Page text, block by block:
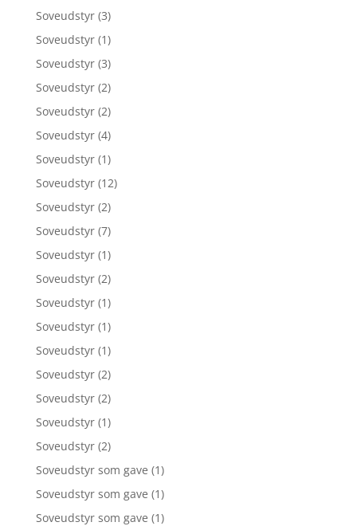
Soveudstyr (3)
Soveudstyr (1)
Soveudstyr (3)
Soveudstyr (2)
Soveudstyr (2)
Soveudstyr (4)
Soveudstyr (1)
Soveudstyr (12)
Soveudstyr (2)
Soveudstyr (7)
Soveudstyr (1)
Soveudstyr (2)
Soveudstyr (1)
Soveudstyr (1)
Soveudstyr (1)
Soveudstyr (2)
Soveudstyr (2)
Soveudstyr (1)
Soveudstyr (2)
Soveudstyr som gave (1)
Soveudstyr som gave (1)
Soveudstyr som gave (1)